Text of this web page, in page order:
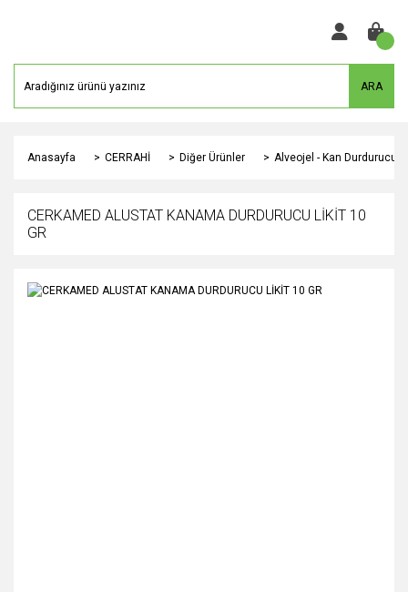
ARA
Anasayfa CERRAHİ Diğer Ürünler Alveojel - Kan Durdurucu
CERKAMED ALUSTAT KANAMA DURDURUCU LİKİT 10
GR